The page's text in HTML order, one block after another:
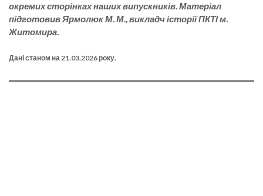
окремих сторінках наших випускників. Матеріал
підготовив Ярмолюк М. М., викладч історії ПКТІ м.
Житомира.
Дані станом на 21.03.2026 року.